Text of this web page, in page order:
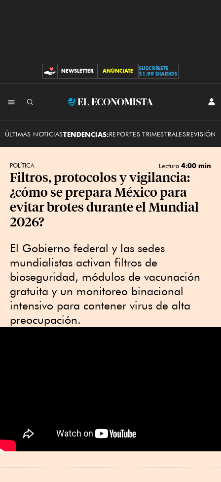
CONTRIBUCIONES
NEWSLETTER ANÚNCIATE
SUSCRÍBETE
$1.99 DIARIOS
El
ÚLTIMAS NOTICIASTENDENCIAS:REPORTES TRIMESTRALESREVISIÓN
POLÍTICA Lectura 4:00 min
Filtros, protocolos y vigilancia:
¿cómo se prepara México para
evitar brotes durante el Mundial
2026?
El Gobierno federal y las sedes
mundialistas activan filtros de
bioseguridad, módulos de vacunación
gratuita y un monitoreo binacional
intensivo para contener virus de alta
preocupación.